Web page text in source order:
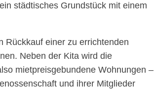
städtisches Grundstück mit einem
Rückkauf einer zu errichtenden
Neben der Kita wird die
mietpreisgebundene Wohnungen –
und ihrer Mitglieder